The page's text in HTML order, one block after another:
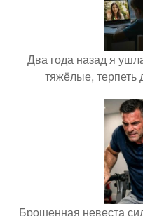
Два года назад я
тяжёлые, терпеть
Брошенная невеста